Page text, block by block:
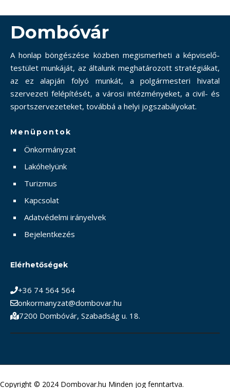
Dombóvár
A honlap böngészése közben megismerheti a képviselő-
testület munkáját, az általunk meghatározott stratégiákat,
az ez alapján folyó munkát, a polgármesteri hivatal
szervezeti felépítését, a városi intézményeket, a civil- és
sportszervezeteket, továbbá a helyi jogszabályokat.
Menüpontok
Önkormányzat
Lakóhelyünk
Turizmus
Kapcsolat
Adatvédelmi irányelvek
Bejelentkezés
Elérhetőségek
+36 74 564 564
onkormanyzat@dombovar.hu
7200 Dombóvár, Szabadság u. 18.
Copyright © 2024 Dombovar.hu Minden jog fenntartva.